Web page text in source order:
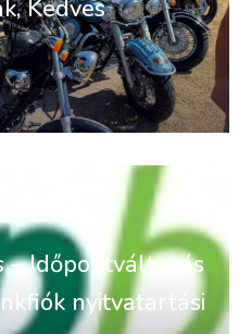
Kedves
– Időpontváltozás
nyitvatartási